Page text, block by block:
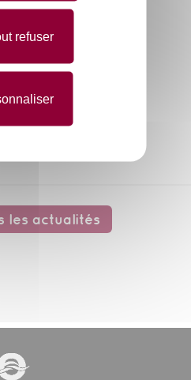
les actualités
refuser